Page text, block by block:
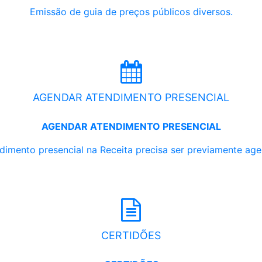
Emissão de guia de preços públicos diversos.
AGENDAR ATENDIMENTO PRESENCIAL
AGENDAR ATENDIMENTO PRESENCIAL
presencial na Receita precisa ser previamente
CERTIDÕES